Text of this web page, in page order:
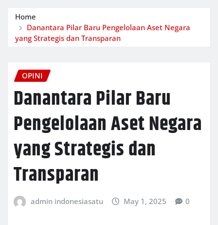
Home
Danantara Pilar Baru Pengelolaan Aset Negara
yang Strategis dan Transparan
OPINI
Danantara Pilar Baru
Pengelolaan Aset Negara
yang Strategis dan
Transparan
admin indonesiasatu May 1, 2025 0